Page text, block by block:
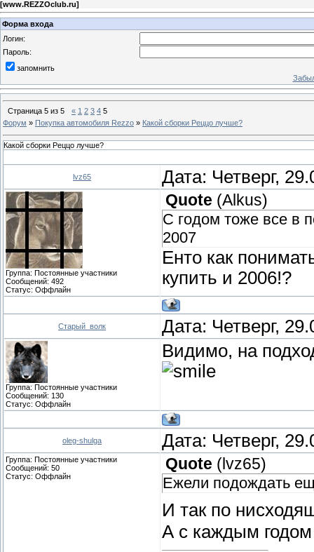
[www.REZZOclub.ru]
Форма входа
Логин:
Пароль:
запомнить
Страница 5 из 5 « 1 2 3 4 5
Форум » Покупка автомобиля Rezzo » Какой сборки Реццо лучше?
Какой сборки Реццо лучше?
lvz65 Дата: Четверг,
Группа: Постоянные участники
Сообщений: 492
Статус: Оффлайн
Quote (Alkus)
C годом тоже все в
2007
Енто как
купить и 2006!?
Старый_волк Дата: Четверг,
Группа: Постоянные участники
Сообщений: 130
Статус: Оффлайн
Видимо, на
oleg-shulga Дата: Четверг,
Группа: Постоянные участники
Сообщений: 50
Статус: Оффлайн
Quote ( lvz65)
Ежели подождать
И так по
А с каждым